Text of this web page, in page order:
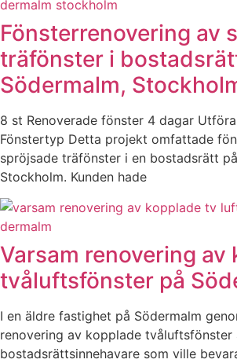
Fönsterrenovering av
träfönster i
Södermalm,
8 st Renoverade fönster 4 dagar
Fönstertyp Detta projekt omfattade
spröjsade träfönster i en bostadsrätt
Stockholm. Kunden hade
Varsam renovering av
tvåluftsfönster på
I en äldre fastighet på Södermalm
renovering av kopplade tvåluftsfönster
bostadsrättsinnehavare som ville